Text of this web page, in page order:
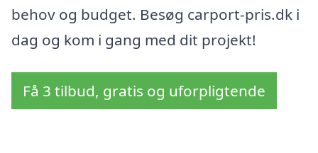
behov og budget. Besøg carport-pris.dk i
dag og kom i gang med dit projekt!
Få 3 tilbud, gratis og uforpligtende